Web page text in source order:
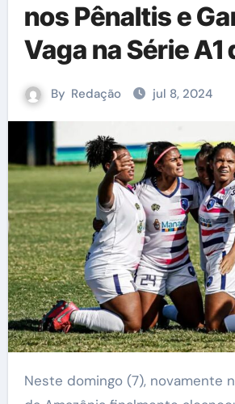
nos Pênaltis e
Vaga na Série
By Redação jul 8, 2024
Neste domingo (7), novamente na Arena, o 3B